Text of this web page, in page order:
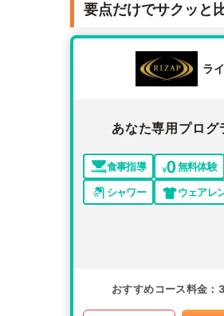
要点だけでサクッと
ラ
あなた専用プログ
食事指導
無料体験
シャワー
ウェアレ
おすすめコース料金